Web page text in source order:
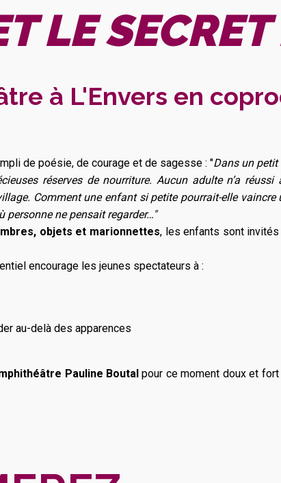
LE SECRET
à L'Envers en
de poésie, de courage et de sagesse : "Dans un
réserves de nourriture. Aucun adulte n’a
Comment une enfant si petite pourrait-elle
personne ne pensait regarder…"
objets et marionnettes, les enfants sont invités
encourage les jeunes spectateurs à :
au-delà des apparences
Pauline Boutalpour ce moment doux et